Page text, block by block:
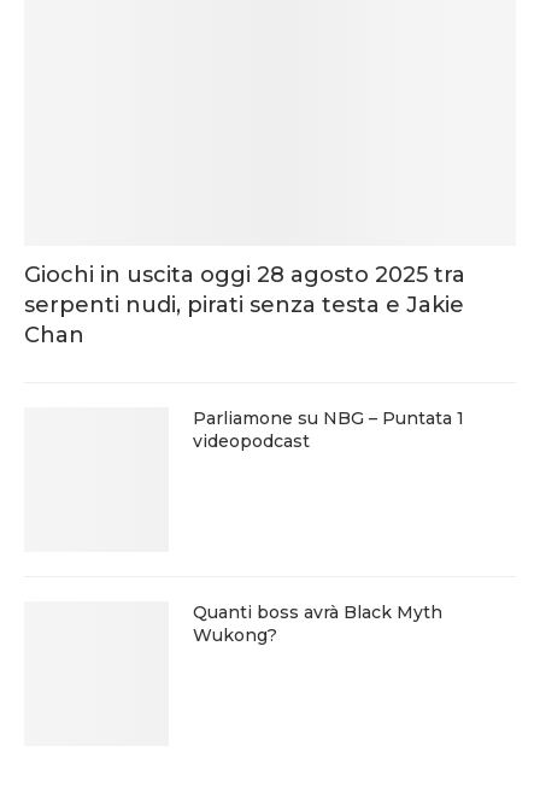
Giochi in uscita oggi 28 agosto 2025 tra
serpenti nudi, pirati senza testa e Jakie
Chan
Parliamone su NBG – Puntata 1
videopodcast
Quanti boss avrà Black Myth
Wukong?